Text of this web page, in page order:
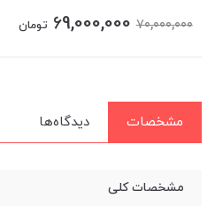
70,000,000
69,000,000 تومان
مشخصات دیدگاه‌ها
مشخصات کلی